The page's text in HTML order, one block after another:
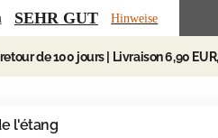
SEHR GUT Hinweise
de 100 jours | Livraison 6,90
l'étang